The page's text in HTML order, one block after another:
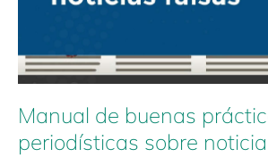
Manual de buenas
periodísticas sobre